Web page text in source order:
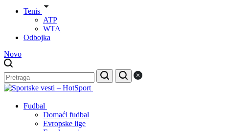
Tenis
ATP
WTA
Odbojka
Novo
Fudbal
Domaći fudbal
Evropske lige